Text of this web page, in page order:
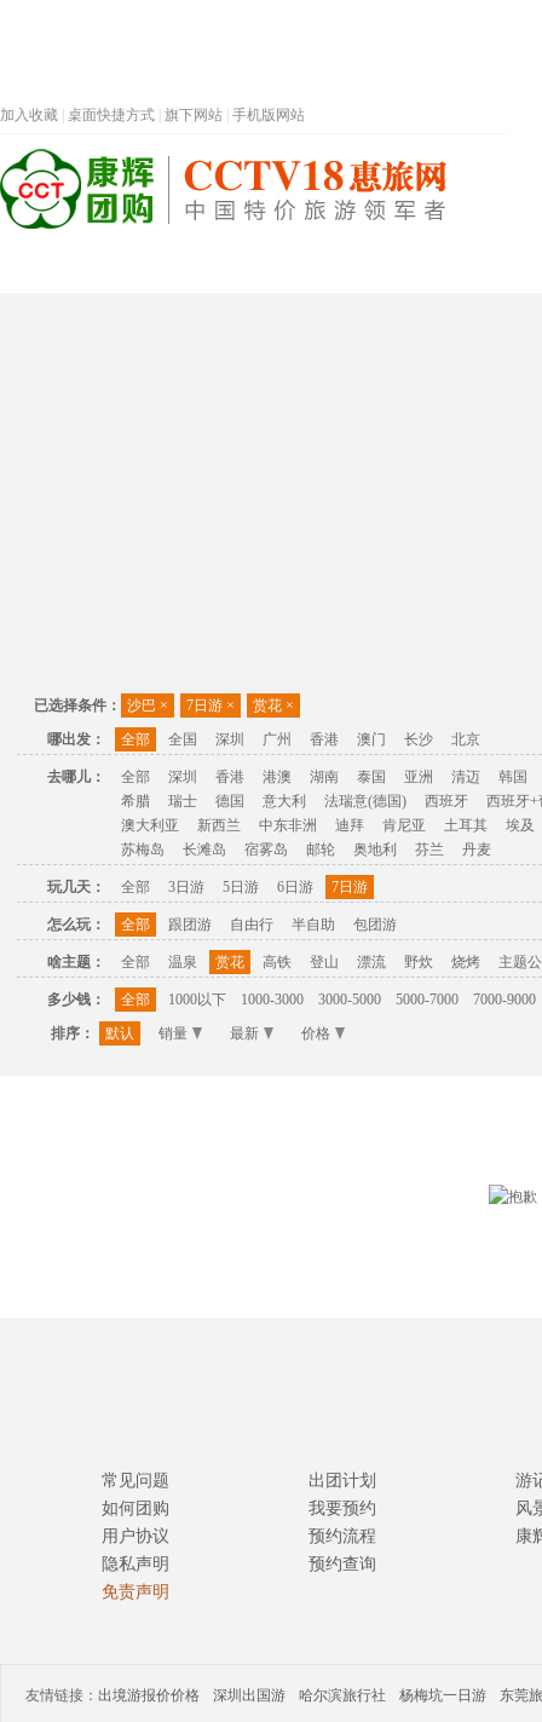
加入收藏 桌面快捷方式 旗下网站 手机版网站
已选择条件： 沙巴 × 7日游 × 赏花 ×
哪出发：
全部 全国 深圳 广州 香港 澳门 长沙 北京
去哪儿： 全部 深圳 香港 港澳 湖南 泰国 亚洲 清迈
韩国
希腊
瑞士 德国 意大利 法瑞意(德国) 西班牙
西班牙+
澳大利亚
新西兰 中东非洲 迪拜 肯尼亚 土耳其
埃及
苏梅岛
长滩岛 宿雾岛 邮轮 奥地利 芬兰 丹麦
玩几天： 全部 3日游 5日游 6日游 7日游
怎么玩： 全部 跟团游 自由行 半自助 包团游
啥主题： 全部 温泉 赏花 高铁 登山 漂流 野炊 烧烤 主题
多少钱： 全部 1000以下 1000-3000 3000-5000 5000-7000
7000-9000
排序：
默认 销量 最新 价格
常见问题
如何团购
用户协议
隐私声明
免责声明
出团计划
我要预约
预约流程
预约查询
游
风
康
友情链接： 出境游报价价格 深圳出国游 哈尔滨旅行社 杨梅坑一日游 东莞